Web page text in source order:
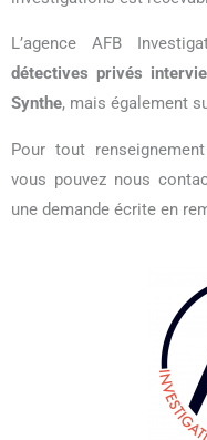
L’agence AFB
détectives privés
Synthe, mais également
Pour tout
vous pouvez nous
une demande écrite en